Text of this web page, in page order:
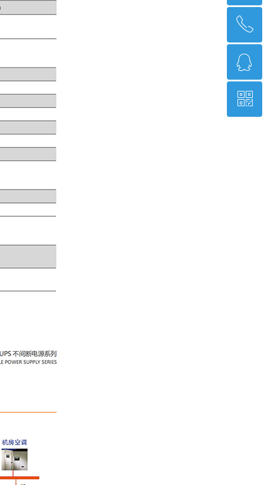
回到顶部
ꂅ
ꁗ
QQ客服
ꀥ